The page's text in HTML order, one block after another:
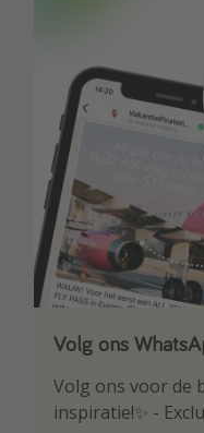
Volg ons
Volg ons voor de
inspiratie!✨ -
Download onze
Wees als eerste
reisaanbiedingen